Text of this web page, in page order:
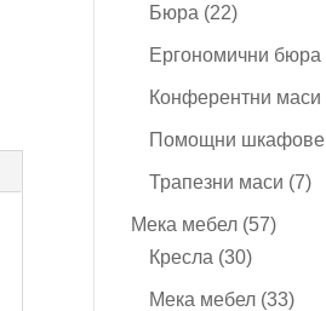
Бюра 2222
продукта
Ергономични бюра
Конферентни маси
Помощни шкафове
Трапезни маси 77
Мека мебел 5757
Кресла 3030
продукта
Мека мебел 3333